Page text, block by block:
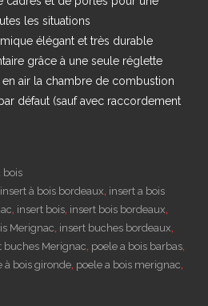
les situations
élégant et très durable
grâce à une seule réglette
en air la chambre de combustion
défaut (sauf avec raccordement
bois
insert à bois bordeaux, insert a bois
, insert bois, insert bois bordeaux,
Merignac, insert buches bordeaux,
buches Merignac, poele a bois barbas,
à bois gironde, poele a bois merignac,